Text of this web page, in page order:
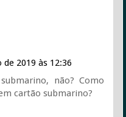
2019 às 12:36
não? Como
cartão submarino?